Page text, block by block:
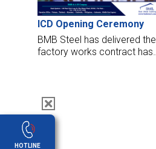
ICD Opening Ceremony
BMB Steel has delivered the
factory works contract has
into operation now.
HOTLINE